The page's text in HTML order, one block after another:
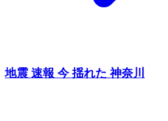
地震 速報 今 揺れた 神奈川